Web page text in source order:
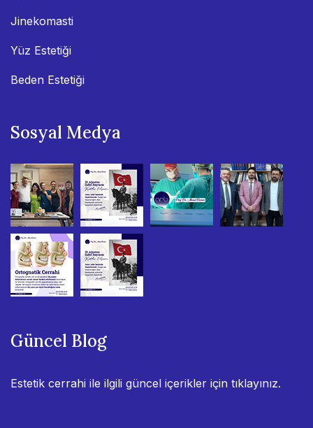
Jinekomasti
Yüz Estetiği
Beden Estetiği
Sosyal Medya
Güncel Blog
Estetik cerrahi ile ilgili güncel içerikler için tıklayınız.